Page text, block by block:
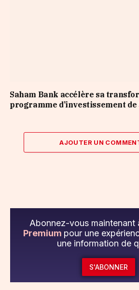
Saham Bank accélère sa
programme d’investissement de
AJOUTER UN
Abonnez-vous maintenant
Premium pour une
une information de
S'ABONNER